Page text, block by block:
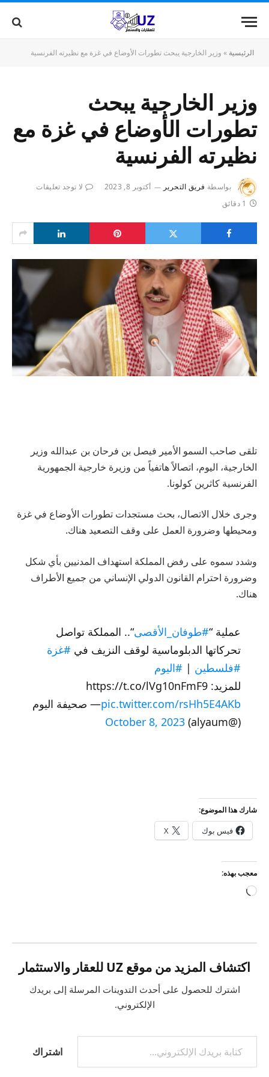
الرئيسية » وزير الخارجية يبحث تطورات الأوضاع في غزة مع نظيرته الفرنسية
وزير الخارجية يبحث
تطورات الأوضاع في غزة مع
نظيرته الفرنسية
بواسطة فريق التحرير أكتوبر 8, 2023
لا توجد تعليقات
1 دقائق
تلقى صاحب السمو الأمير فيصل بن فرحان بن عبدالله وزير
الخارجية، اليوم، اتصالاً هاتفياً من وزيرة خارجية الجمهورية
الفرنسية كاثرين كولونا.
وجرى خلال الاتصال، بحث مستجدات تطورات الأوضاع في غزة
ومحيطها وضرورة العمل على وقف التصعيد هناك.
وشدد سموه على رفض المملكة استهداف المدنيين بأي شكل
وضرورة احترام القانون الدولي الإنساني من جميع الأطراف
هناك.
عملية “#طوفان_الأقصى“.. المملكة تواصل
تحركاتها الدبلوماسية لوقف النزيف في #غزة
#فلسطين | #اليوم
للمزيد: https://t.co/lVg10nFmF9
pic.twitter.com/rsHh5E4AKb— صحيفة اليوم
(@alyaum)
October 8, 2023
شارك هذا الموضوع:
فيس بوك X
معجب بهذه:
جاري
اكتشاف المزيد من موقع UZ للعقار والاستثمار
اشترك للحصول على أحدث التدوينات المرسلة إلى بريدك
الإلكتروني.
كتابة بريدك الإلكتروني...
اشتراك